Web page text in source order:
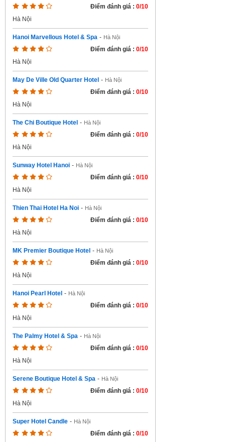
Điểm đánh giá : 0/10
Hà Nội
Hanoi Marvellous Hotel & Spa - Hà Nội
Điểm đánh giá : 0/10
Hà Nội
May De Ville Old Quarter Hotel - Hà Nội
Điểm đánh giá : 0/10
Hà Nội
The Chi Boutique Hotel - Hà Nội
Điểm đánh giá : 0/10
Hà Nội
Sunway Hotel Hanoi - Hà Nội
Điểm đánh giá : 0/10
Hà Nội
Thien Thai Hotel Ha Noi - Hà Nội
Điểm đánh giá : 0/10
Hà Nội
MK Premier Boutique Hotel - Hà Nội
Điểm đánh giá : 0/10
Hà Nội
Hanoi Pearl Hotel - Hà Nội
Điểm đánh giá : 0/10
Hà Nội
The Palmy Hotel & Spa - Hà Nội
Điểm đánh giá : 0/10
Hà Nội
Serene Boutique Hotel & Spa - Hà Nội
Điểm đánh giá : 0/10
Hà Nội
Super Hotel Candle - Hà Nội
Điểm đánh giá : 0/10